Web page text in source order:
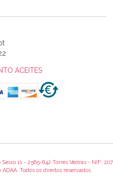
Mestre
gostei muito dos tecidos.
Medeiros
satisfeita com os
a comprar na vossa loja, têm
Morais
ACEITES
11 - 2565-642 Torres Vedras - NIF:
Todos os direitos reservados.